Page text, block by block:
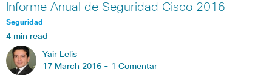
Informe Anual de Seguridad Cisco 2016
Seguridad
4 min read
Yair Lelis
17 March 2016 - 1 Comentar